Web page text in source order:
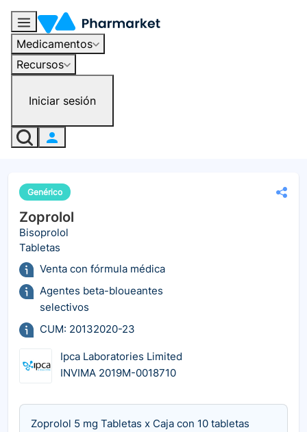
Medicamentos
Recursos
Iniciar sesión
Genérico
Zoprolol
Bisoprolol
Tabletas
Venta con fórmula médica
Agentes beta-bloueantes
selectivos
CUM: 20132020-23
Ipca Laboratories Limited
INVIMA 2019M-0018710
Zoprolol 5 mg Tabletas x Caja con 10 tabletas